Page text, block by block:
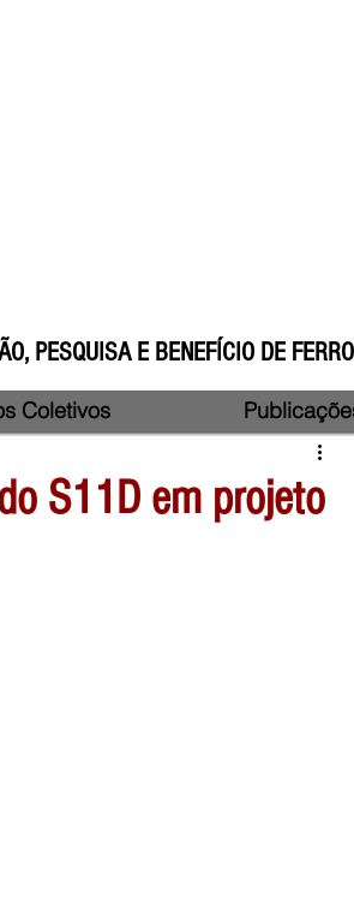
PESQUISA E BENEFÍCIO DE
S11D em projeto
Coletivos